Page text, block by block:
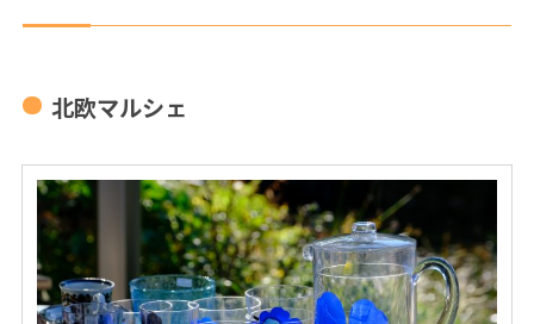
北欧マルシェ